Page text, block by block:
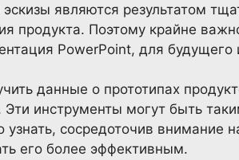
являются результатом
продукта. Поэтому крайне
PowerPoint, для
данные о прототипах
Эти инструменты могут быть
сосредоточив внимание
его более эффективным.